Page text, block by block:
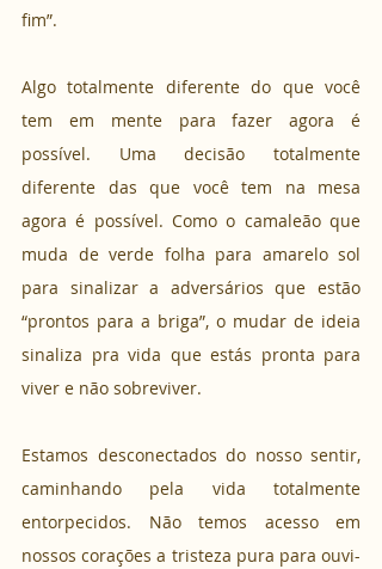
fim”.
Algo totalmente diferente do que você
tem em mente para fazer agora é
possível. Uma decisão totalmente
diferente das que você tem na mesa
agora é possível. Como o camaleão que
muda de verde folha para amarelo sol
para sinalizar a adversários que estão
“prontos para a briga”, o mudar de ideia
sinaliza pra vida que estás pronta para
viver e não sobreviver.
Estamos desconectados do nosso sentir,
caminhando pela vida totalmente
entorpecidos. Não temos acesso em
nossos corações a tristeza pura para ouvi-